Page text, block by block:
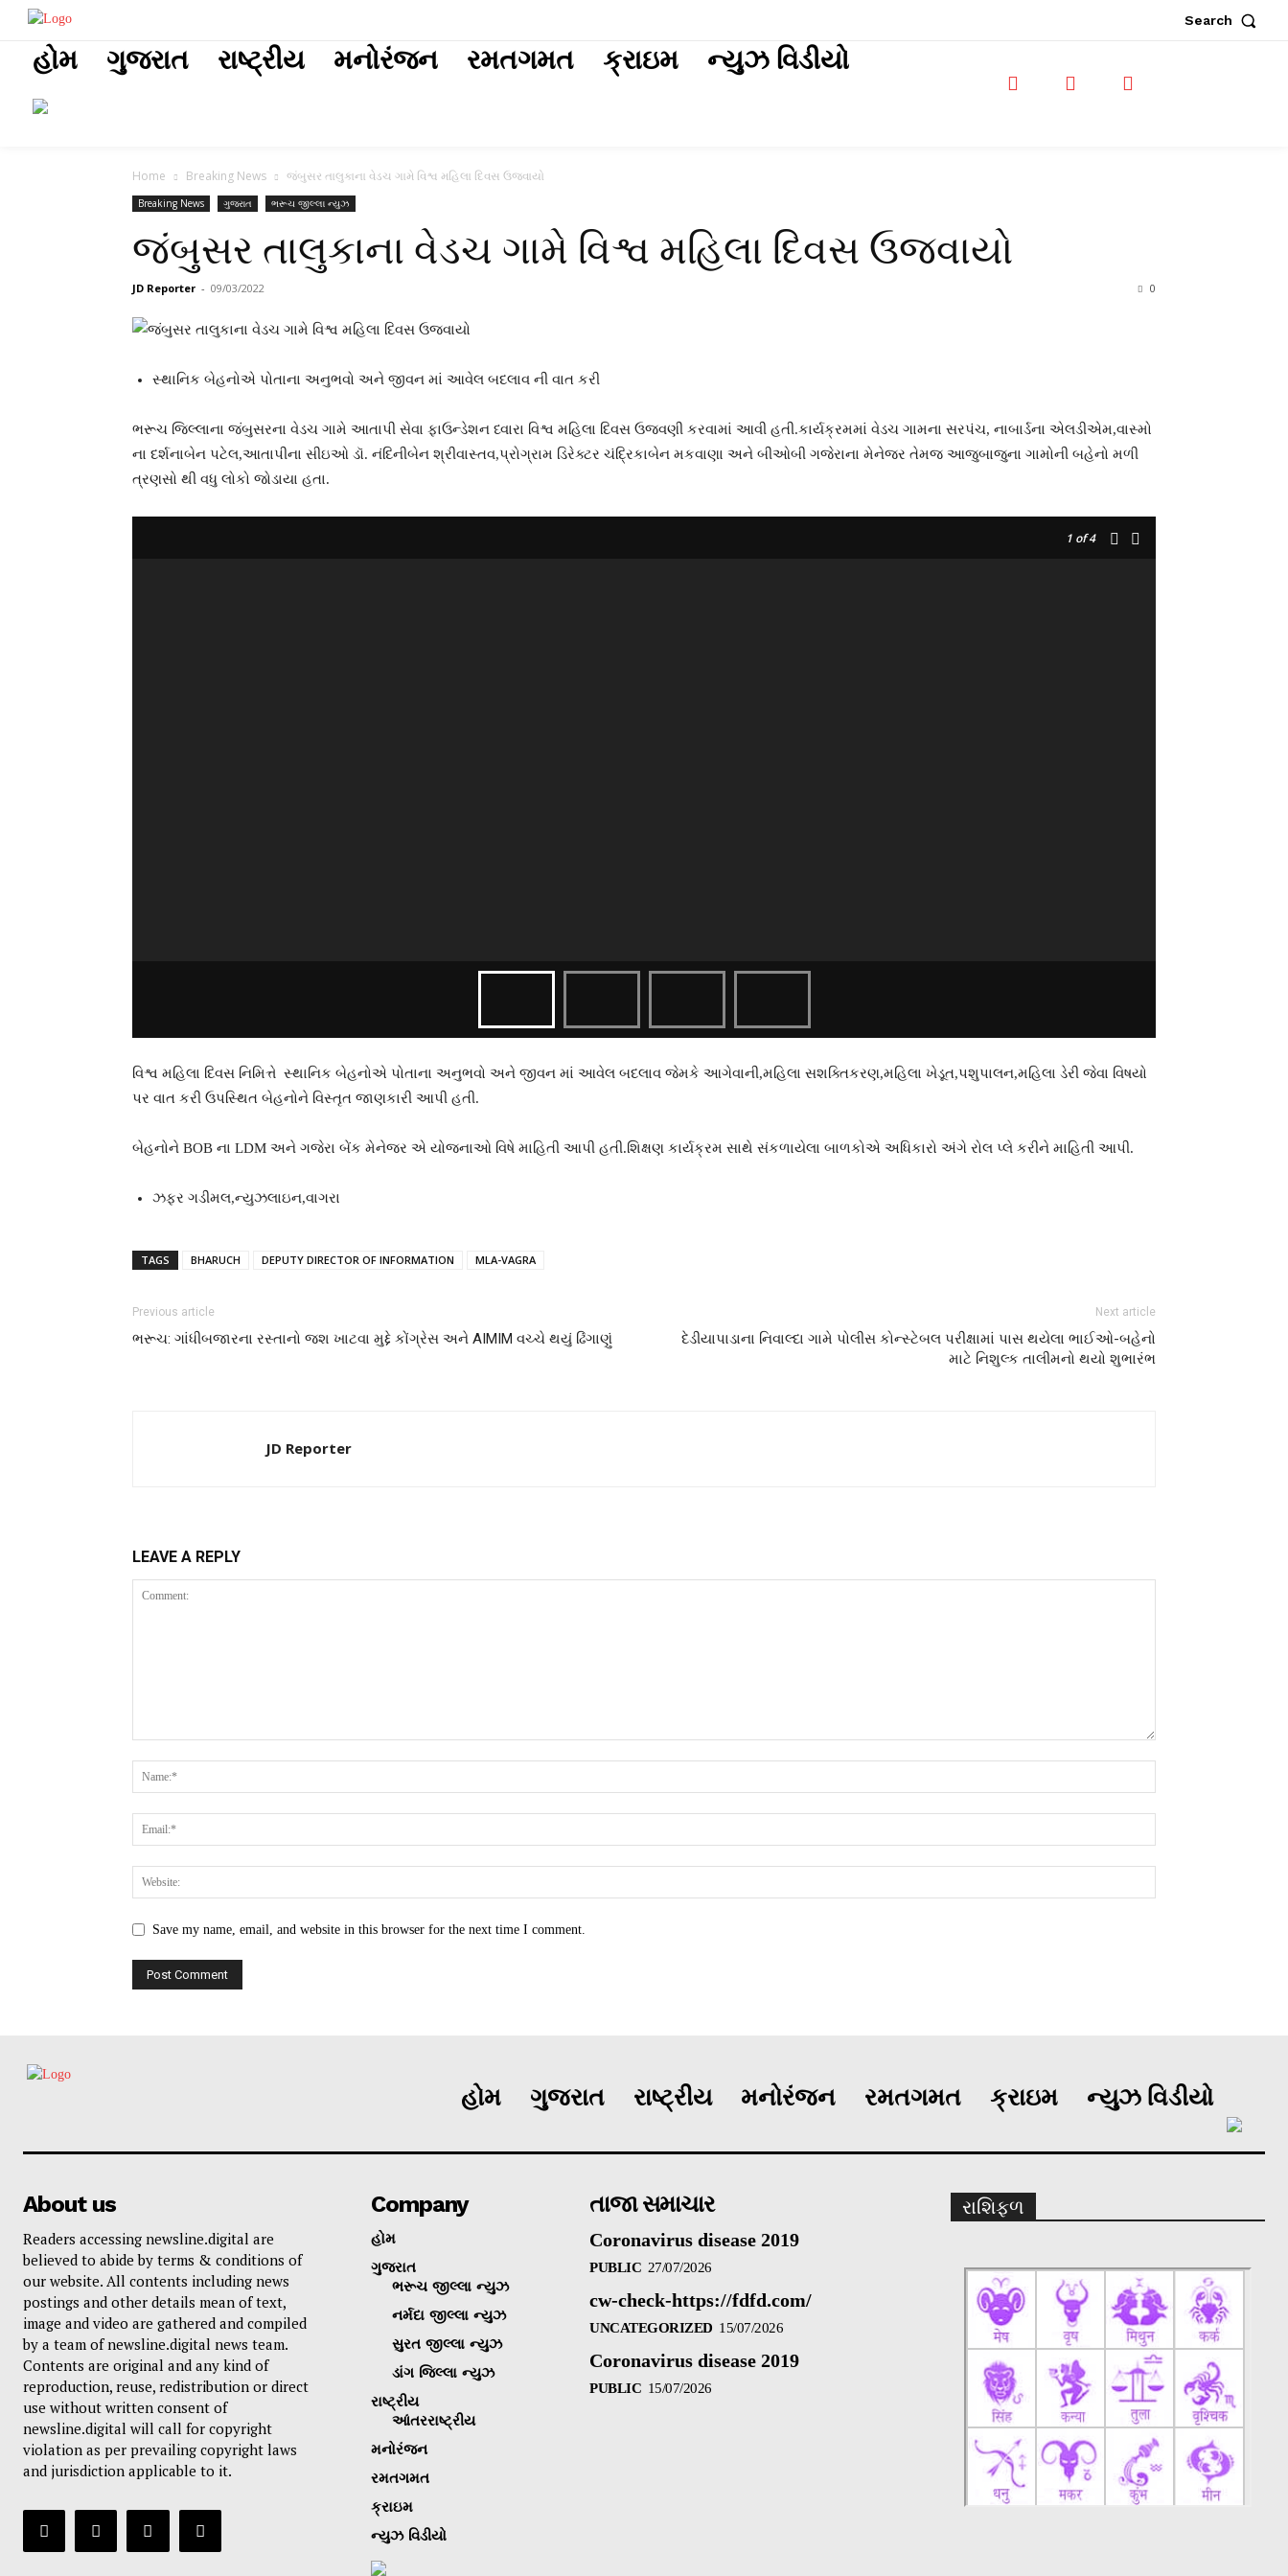
Search
હોમ ગુજરાત રાષ્ટ્રીય મનોરંજન રમતગમત ક્રાઇમ ન્યુઝ વિડીયો
Home Breaking News જંબુસર તાલુકાના વેડચ ગામે વિશ્વ મહિલા દિવસ ઉજવાયો
Breaking News ગુજરાત ભરૂચ જીલ્લા ન્યુઝ
જંબુસર તાલુકાના વેડચ ગામે વિશ્વ મહિલા દિવસ ઉજવાયો
JD Reporter - 09/03/2022 0
સ્થાનિક બેહનોએ પોતાના અનુભવો અને જીવન માં આવેલ બદલાવ ની વાત કરી
ભરૂચ જિલ્લાના જંબુસરના વેડચ ગામે આતાપી સેવા ફાઉન્ડેશન ધ્વારા વિશ્વ મહિલા દિવસ ઉજવણી કરવામાં આવી હતી.કાર્યક્રમમાં વેડચ ગામના સરપંચ, નાબાર્ડના એલડીએમ,વાસ્મો
ના દર્શનાબેન પટેલ,આતાપીના સીઇઓ ડૉ. નંદિનીબેન શ્રીવાસ્તવ,પ્રોગ્રામ ડિરેક્ટર ચંદ્રિકાબેન મકવાણા અને બીઓબી ગજેરાના મેનેજર તેમજ આજુબાજુના ગામોની બહેનો મળી
ત્રણસો થી વધુ લોકો જોડાયા હતા.
1 of 4
વિશ્વ મહિલા દિવસ નિમિત્તે સ્થાનિક બેહનોએ પોતાના અનુભવો અને જીવન માં આવેલ બદલાવ જેમકે આગેવાની,મહિલા સશક્તિકરણ,મહિલા ખેડૂત,પશુપાલન,મહિલા ડેરી જેવા વિષયો
પર વાત કરી ઉપસ્થિત બેહનોને વિસ્તૃત જાણકારી આપી હતી.
બેહનોને BOB ના LDM અને ગજેરા બેંક મેનેજર એ યોજનાઓ વિષે માહિતી આપી હતી.શિક્ષણ કાર્યક્રમ સાથે સંકળાયેલા બાળકોએ અધિકારો અંગે રોલ પ્લે કરીને માહિતી આપી.
ઝફર ગડીમલ,ન્યુઝલાઇન,વાગરા
TAGS BHARUCH DEPUTY DIRECTOR OF INFORMATION MLA-VAGRA
Previous article
ભરૂચ: ગાંધીબજારના રસ્તાનો જશ ખાટવા મુદ્દે કોંગ્રેસ અને AIMIM વચ્ચે થયું ઢિંગાણું
Next article
દેડીયાપાડાના નિવાલ્દા ગામે પોલીસ કોન્સ્ટેબલ પરીક્ષામાં પાસ થયેલા ભાઈઓ-બહેનો
માટે નિશુલ્ક તાલીમનો થયો શુભારંભ
JD Reporter
LEAVE A REPLY
Save my name, email, and website in this browser for the next time I comment.
હોમ ગુજરાત રાષ્ટ્રીય મનોરંજન રમતગમત ક્રાઇમ ન્યુઝ વિડીયો
About us
Readers accessing newsline.digital are
believed to abide by terms & conditions of
our website. All contents including news
postings and other details mean of text,
image and video are gathered and compiled
by a team of newsline.digital news team.
Contents are original and any kind of
reproduction, reuse, redistribution or direct
use without written consent of
newsline.digital will call for copyright
violation as per prevailing copyright laws
and jurisdiction applicable to it.
Company
હોમ
ગુજરાત
ભરૂચ જીલ્લા ન્યુઝ
નર્મદા જીલ્લા ન્યુઝ
સુરત જીલ્લા ન્યુઝ
ડાંગ જિલ્લા ન્યુઝ
રાષ્ટ્રીય
આંતરરાષ્ટ્રીય
મનોરંજન
રમતગમત
ક્રાઇમ
ન્યુઝ વિડીયો
તાજા સમાચાર
Coronavirus disease 2019
PUBLIC 27/07/2026
cw-check-https://fdfd.com/
UNCATEGORIZED 15/07/2026
Coronavirus disease 2019
PUBLIC 15/07/2026
રાશિફળ